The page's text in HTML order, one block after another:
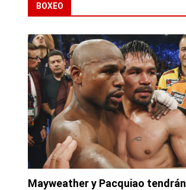
BOXEO
Mayweather y Pacquiao tendrán